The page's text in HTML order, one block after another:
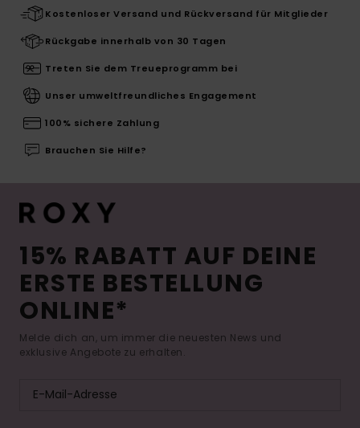
Kostenloser Versand und Rückversand für Mitglieder
Rückgabe innerhalb von 30 Tagen
Treten Sie dem Treueprogramm bei
Unser umweltfreundliches Engagement
100% sichere Zahlung
Brauchen Sie Hilfe?
15% RABATT AUF DEINE
ERSTE BESTELLUNG
ONLINE*
Melde dich an, um immer die neuesten News und
exklusive Angebote zu erhalten.